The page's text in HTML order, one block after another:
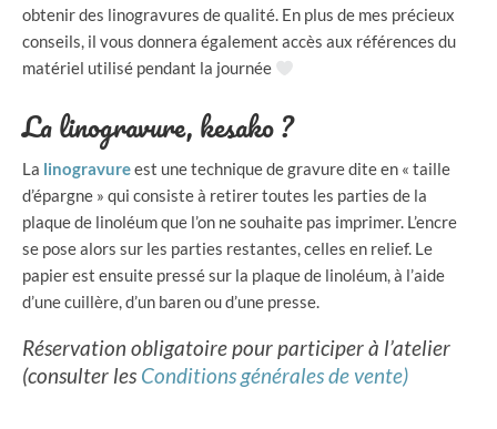
obtenir des linogravures de qualité. En plus de mes précieux
conseils, il vous donnera également accès aux références du
matériel utilisé pendant la journée
La linogravure, kesako ?
La linogravureest une technique de gravure dite en « taille
d’épargne » qui consiste à retirer toutes les parties de la
plaque de linoléum que l’on ne souhaite pas imprimer. L’encre
se pose alors sur les parties restantes, celles en relief. Le
papier est ensuite pressé sur la plaque de linoléum, à l’aide
d’une cuillère, d’un baren ou d’une presse.
Réservation obligatoire pour participer à l’atelier
(consulter les Conditions générales de vente)